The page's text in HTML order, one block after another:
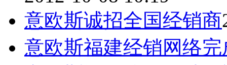
意欧斯诚招全国经销商
意欧斯福建经销网络